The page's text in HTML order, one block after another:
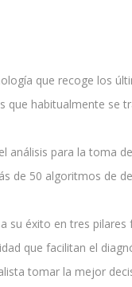
que recoge los
que habitualmente se
análisis para la toma
de 50 algoritmos de
su éxito en tres pilares
que facilitan el
tomar la mejor